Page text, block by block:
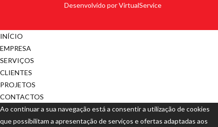
Desenvolvido por VirtualService
INÍCIO
EMPRESA
SERVIÇOS
CLIENTES
PROJETOS
CONTACTOS
Ao continuar a sua navegação está a consentir a utilização de cookies
que possibilitam a apresentação de serviços e ofertas adaptadas aos